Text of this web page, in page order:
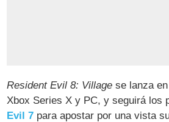
Resident Evil 8: Village se lanza
Xbox Series X y PC, y seguirá los
Evil 7 para apostar por una vista